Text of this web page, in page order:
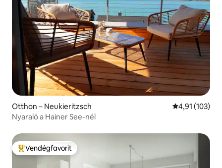
Otthon – Neukieritzsch Átlagos
4,91 (103)
Nyaraló a Hainer See-nél
Kiemelt vendégfavorit
Vendégfavorit